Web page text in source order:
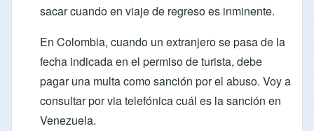
sacar cuando en viaje de regreso es inminente.
En Colombia, cuando un extranjero se pasa de la
fecha indicada en el permiso de turista, debe
pagar una multa como sanción por el abuso. Voy a
consultar por via telefónica cuál es la sanción en
Venezuela.